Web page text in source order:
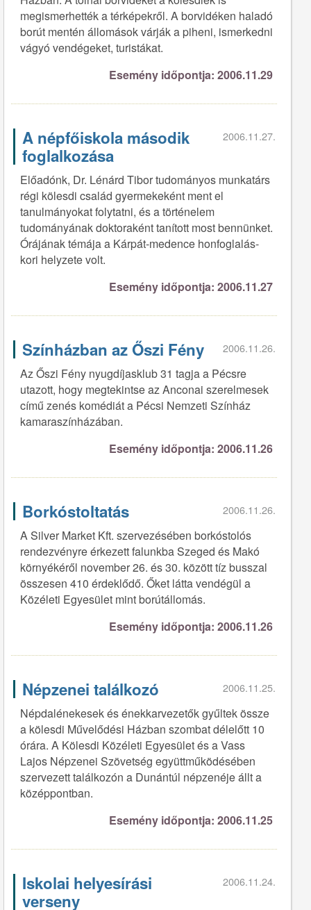
megismerhették a térképekről. A borvidéken haladó
borút mentén állomások várják a piheni, ismerkedni
vágyó vendégeket, turistákat.
Esemény időpontja: 2006.11.29
A népfőiskola második
foglalkozása
2006.11.27.
Előadónk, Dr. Lénárd Tibor tudományos munkatárs
régi kölesdi család gyermekeként ment el
tanulmányokat folytatni, és a történelem
tudományának doktoraként tanított most bennünket.
Órájának témája a Kárpát-medence honfoglalás-
kori helyzete volt.
Esemény időpontja: 2006.11.27
Színházban az Őszi Fény 2006.11.26.
Az Őszi Fény nyugdíjasklub 31 tagja a Pécsre
utazott, hogy megtekintse az Anconai szerelmesek
című zenés komédiát a Pécsi Nemzeti Színház
kamaraszínházában.
Esemény időpontja: 2006.11.26
Borkóstoltatás 2006.11.26.
A Silver Market Kft. szervezésében borkóstolós
rendezvényre érkezett falunkba Szeged és Makó
környékéről november 26. és 30. között tíz busszal
összesen 410 érdeklődő. Őket látta vendégül a
Közéleti Egyesület mint borútállomás.
Esemény időpontja: 2006.11.26
Népzenei találkozó 2006.11.25.
Népdalénekesek és énekkarvezetők gyűltek össze
a kölesdi Művelődési Házban szombat délelőtt 10
órára. A Kölesdi Közéleti Egyesület és a Vass
Lajos Népzenei Szövetség együttműködésében
szervezett találkozón a Dunántúl népzenéje állt a
középpontban.
Esemény időpontja: 2006.11.25
Iskolai helyesírási
verseny
2006.11.24.